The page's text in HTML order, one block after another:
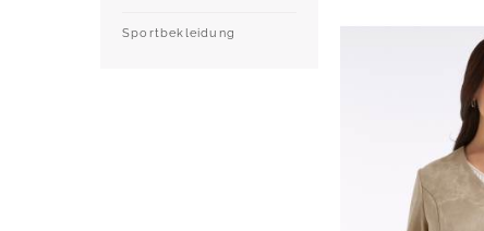
Sportbekleidung